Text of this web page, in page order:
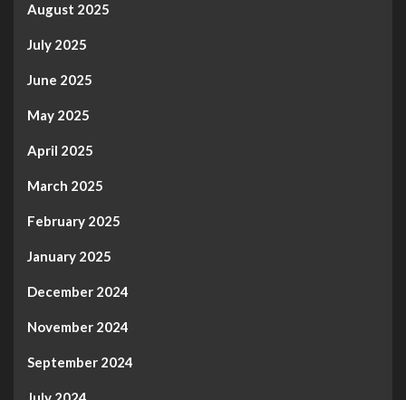
August 2025
July 2025
June 2025
May 2025
April 2025
March 2025
February 2025
January 2025
December 2024
November 2024
September 2024